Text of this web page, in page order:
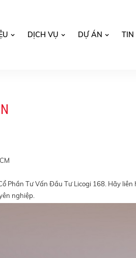
DỊCH VỤ DỰ ÁN TIN
Phần Tư Vấn Đầu Tư Licogi 168. Hãy
nghiệp.